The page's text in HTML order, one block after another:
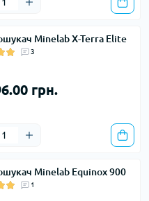
б/у. Ми
і пропонуємо
варіанти за
моделі
придбати в магазині
Minelab X-Terra Elite
3
грн.
Minelab Equinox 900
1